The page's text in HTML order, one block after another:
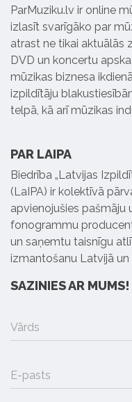
ParMuziku.lv ir online
izlasīt svarīgāko par
atrast ne tikai aktuālās
DVD un koncertu
mūzikas biznesa
izpildītāju
telpā, kā arī mūzikas
PAR LAIPA
Biedrība „Latvijas
(LaIPA) ir kolektīvā
apvienojušies pašmāju
fonogrammu
un saņemtu taisnīgu
izmantošanu Latvijā un
SAZINIES AR MUMS!
Vārds
E-pasts